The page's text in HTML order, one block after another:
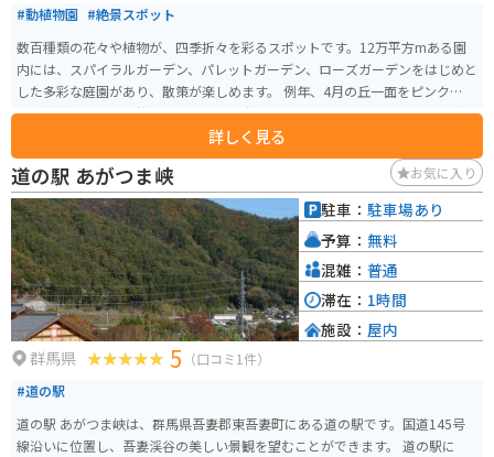
#動植物園 #絶景スポット
数百種類の花々や植物が、四季折々を彩るスポットです。12万平方mある園
内には、スパイラルガーデン、パレットガーデン、ローズガーデンをはじめと
した多彩な庭園があり、散策が楽しめます。 例年、4月の丘一面をピンクに染
める花桃に始まり、桜、ヤマツツジ、春バラとバトンをつなぎ、夏にはアゲ
ラタム、秋には紅葉と秋バラと、11月中旬まで年に数回訪れても、花々の移
ろいを感じられます。 レストラン、売店、花屋、茶屋、展示施設に加え、草
木染・陶芸の体験施設などもあります。
詳しく見る
道の駅 あがつま峡 お気に入り
群馬県 5 （口コミ1件）
#道の駅
道の駅 あがつま峡は、群馬県吾妻郡東吾妻町にある道の駅です。国道145号
線沿いに位置し、吾妻渓谷の美しい景観を望むことができます。 道の駅に
駐車： 駐車場あり
予算： 無料
混雑： 普通
滞在： 1時間
施設： 屋内